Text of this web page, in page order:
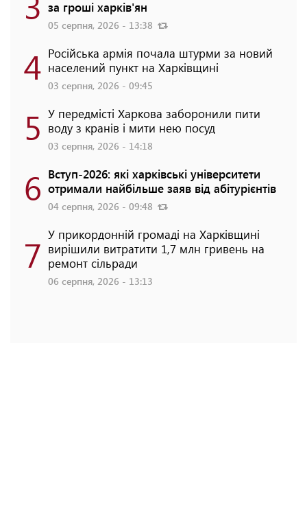
за гроші харків'ян
05 серпня, 2026 - 13:38
4 Російська армія почала штурми за новий
населений пункт на Харківщині
03 серпня, 2026 - 09:45
5 У передмісті Харкова заборонили пити
воду з кранів і мити нею посуд
03 серпня, 2026 - 14:18
6 Вступ-2026: які харківські університети
отримали найбільше заяв від абітурієнтів
04 серпня, 2026 - 09:48
7 У прикордонній громаді на Харківщині
вирішили витратити 1,7 млн гривень на
ремонт сільради
06 серпня, 2026 - 13:13